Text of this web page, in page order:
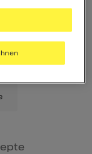
Low Carb